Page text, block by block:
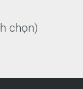
chọn)